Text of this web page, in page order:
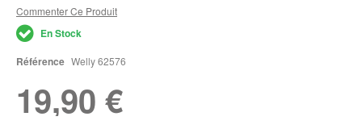
of
the
images
Commenter Ce Produit
En Stock
Référence Welly 62576
19,90 €